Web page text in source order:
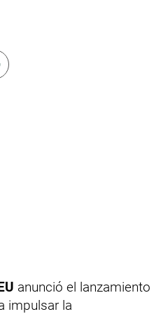
anunció el lanzamiento
impulsar la